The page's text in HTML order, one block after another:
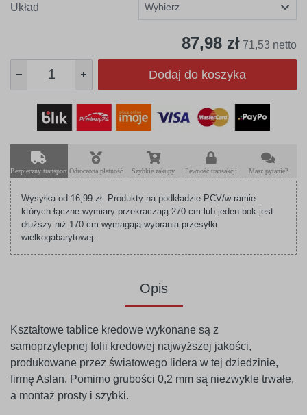
Układ
87,98 zł 71,53 netto
Dodaj do koszyka
Bezpieczny transport Odroczona płatność Szybkie zakupy Pewność transakcji Masz pytanie?
Wysyłka od 16,99 zł. Produkty na podkładzie PCV/w ramie
których łączne wymiary przekraczają 270 cm lub jeden bok jest
dłuższy niż 170 cm wymagają wybrania przesyłki
wielkogabarytowej.
Opis
Kształtowe tablice kredowe wykonane są z
samoprzylepnej folii kredowej najwyższej jakości,
produkowane przez światowego lidera w tej dziedzinie,
firmę Aslan. Pomimo grubości 0,2 mm są niezwykle trwałe,
a montaż prosty i szybki.